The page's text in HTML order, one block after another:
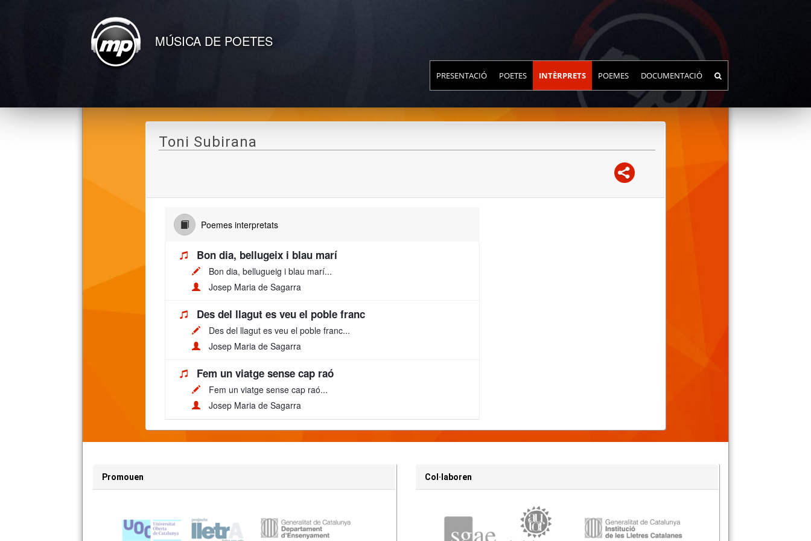
MÚSICA DE POETES
PRESENTACIÓ POETES INTÈRPRETS POEMES DOCUMENTACIÓ
Toni Subirana
Poemes interpretats
Bon dia, bellugeix i blau marí
Bon dia, bellugueig i blau marí...
Josep Maria de Sagarra
Des del llagut es veu el poble franc
Des del llagut es veu el poble franc...
Josep Maria de Sagarra
Fem un viatge sense cap raó
Fem un viatge sense cap raó...
Josep Maria de Sagarra
Promouen Col·laboren